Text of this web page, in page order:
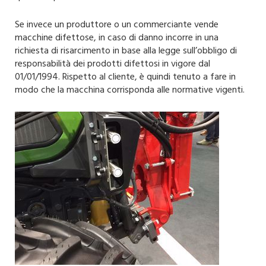
Se invece un produttore o un commerciante vende
macchine difettose, in caso di danno incorre in una
richiesta di risarcimento in base alla legge sull’obbligo di
responsabilità dei prodotti difettosi in vigore dal
01/01/1994. Rispetto al cliente, è quindi tenuto a fare in
modo che la macchina corrisponda alle normative vigenti.